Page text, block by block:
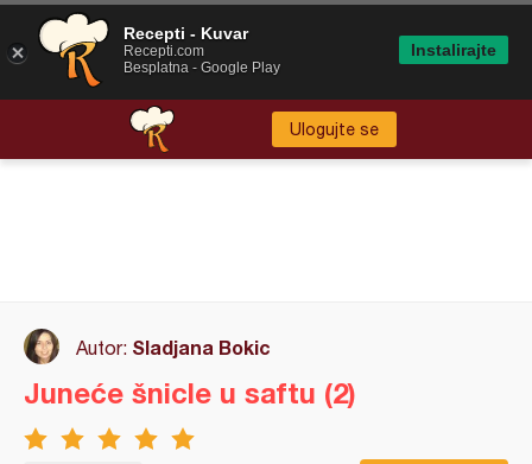
Ulogujte se
Autor: Sladjana Bokic
Juneće šnicle u saftu (2)
Recepti - Kuvar
Recepti.com
Besplatna - Google Play
Instalirajte